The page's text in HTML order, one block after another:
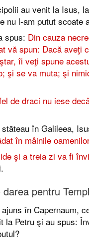
au venit la Isus,
nu l-am putut scoate
spus: Din cauza
vă spun: Dacă aveţi
îi veţi spune
şi se va muta; şi
de draci nu iese
în Galileea,
în mâinile
şi a treia zi va fi
pentru
în Capernaum,
la Petru şi au spus: